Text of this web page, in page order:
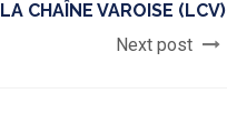
LA CHAÎNE VAROISE (LCV)
Next post